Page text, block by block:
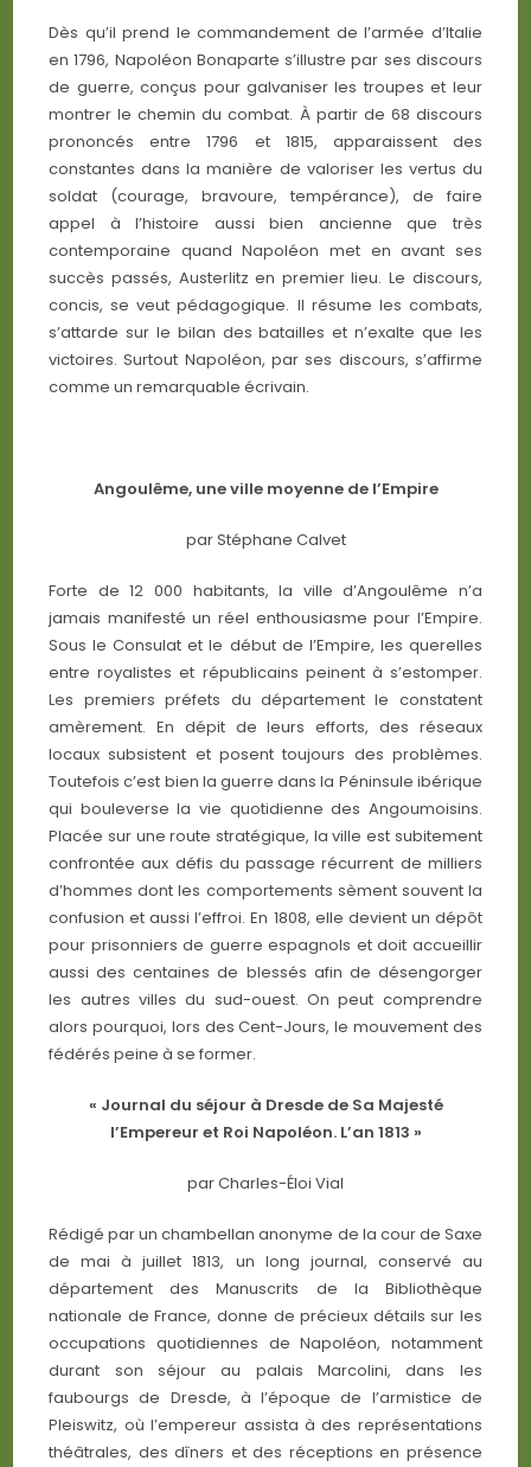
Dès qu’il prend le commandement de l’armée d’Italie
en 1796, Napoléon Bonaparte s’illustre par ses discours
de guerre, conçus pour galvaniser les troupes et leur
montrer le chemin du combat. À partir de 68 discours
prononcés entre 1796 et 1815, apparaissent des
constantes dans la manière de valoriser les vertus du
soldat (courage, bravoure, tempérance), de faire
appel à l’histoire aussi bien ancienne que très
contemporaine quand Napoléon met en avant ses
succès passés, Austerlitz en premier lieu. Le discours,
concis, se veut pédagogique. Il résume les combats,
s’attarde sur le bilan des batailles et n’exalte que les
victoires. Surtout Napoléon, par ses discours, s’affirme
comme un remarquable écrivain.
Angoulême, une ville moyenne de l’Empire
par Stéphane Calvet
Forte de 12 000 habitants, la ville d’Angoulême n’a
jamais manifesté un réel enthousiasme pour l’Empire.
Sous le Consulat et le début de l’Empire, les querelles
entre royalistes et républicains peinent à s’estomper.
Les premiers préfets du département le constatent
amèrement. En dépit de leurs efforts, des réseaux
locaux subsistent et posent toujours des problèmes.
Toutefois c’est bien la guerre dans la Péninsule ibérique
qui bouleverse la vie quotidienne des Angoumoisins.
Placée sur une route stratégique, la ville est subitement
confrontée aux défis du passage récurrent de milliers
d’hommes dont les comportements sèment souvent la
confusion et aussi l’effroi. En 1808, elle devient un dépôt
pour prisonniers de guerre espagnols et doit accueillir
aussi des centaines de blessés afin de désengorger
les autres villes du sud-ouest. On peut comprendre
alors pourquoi, lors des Cent-Jours, le mouvement des
fédérés peine à se former.
« Journal du séjour à Dresde de Sa Majesté
l’Empereur et Roi Napoléon. L’an 1813 »
par Charles-Éloi Vial
Rédigé par un chambellan anonyme de la cour de Saxe
de mai à juillet 1813, un long journal, conservé au
département des Manuscrits de la Bibliothèque
nationale de France, donne de précieux détails sur les
occupations quotidiennes de Napoléon, notamment
durant son séjour au palais Marcolini, dans les
faubourgs de Dresde, à l’époque de l’armistice de
Pleiswitz, où l’empereur assista à des représentations
théâtrales, des dîners et des réceptions en présence